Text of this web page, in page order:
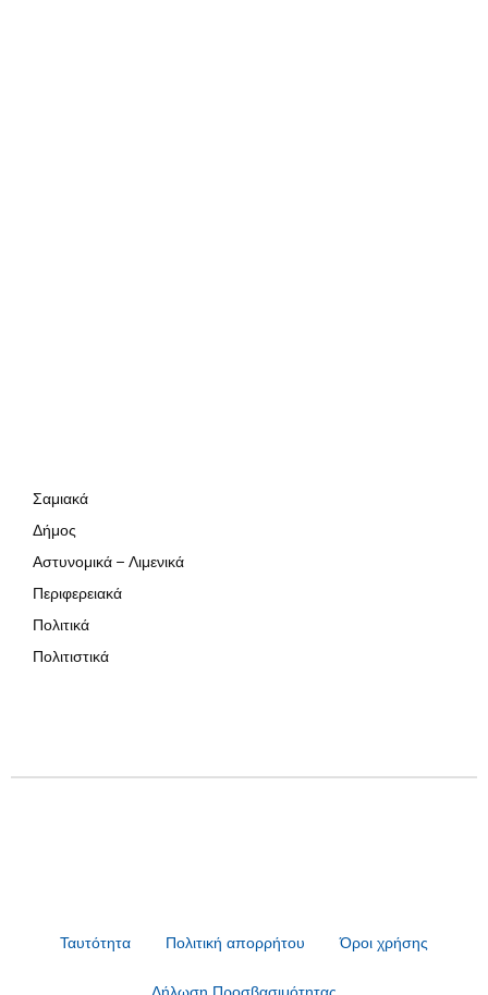
Σαμιακά
Δήμος
Αστυνομικά – Λιμενικά
Περιφερειακά
Πολιτικά
Πολιτιστικά
Ταυτότητα Πολιτική απορρήτου Όροι χρήσης